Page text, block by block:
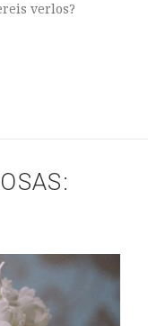
verlos?